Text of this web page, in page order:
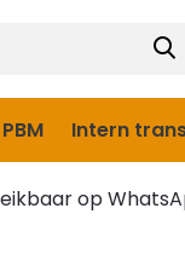
PBM Intern
op